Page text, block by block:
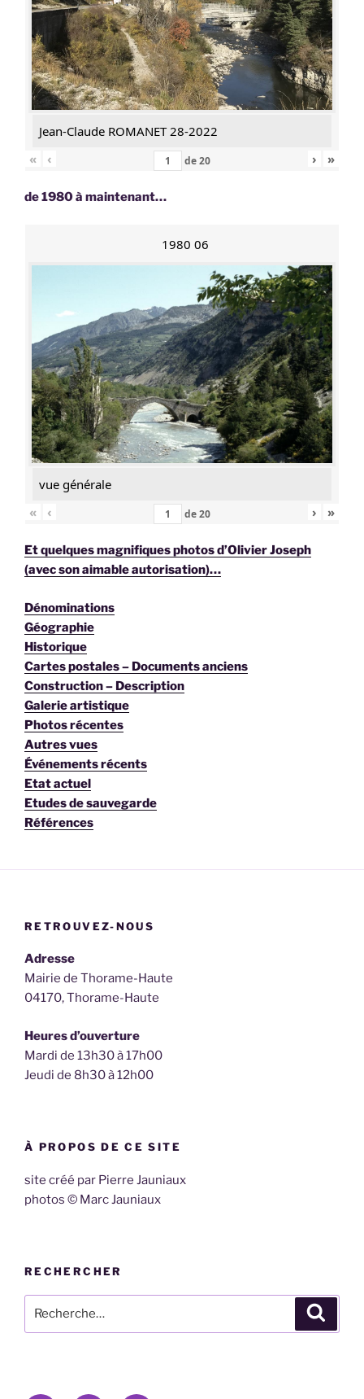
Jean-Claude ROMANET 28-2022
«
‹ de20 › »
de 1980 à maintenant…
1980 06
vue générale
«
‹ de20 › »
Et quelques magnifiques photos d’Olivier Joseph
(avec son aimable autorisation)…
Dénominations
Géographie
Historique
Cartes postales – Documents anciens
Construction – Description
Galerie artistique
Photos récentes
Autres vues
Événements récents
Etat actuel
Etudes de sauvegarde
Références
RETROUVEZ-NOUS
Adresse
Mairie de Thorame-Haute
04170, Thorame-Haute
Heures d’ouverture
Mardi de 13h30 à 17h00
Jeudi de 8h30 à 12h00
À PROPOS DE CE SITE
site créé par Pierre Jauniaux
photos © Marc Jauniaux
RECHERCHER
pour